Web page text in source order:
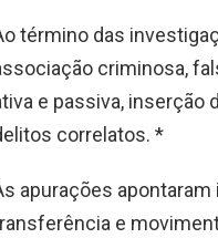
término das
criminosa,
e passiva,
correlatos. *
apurações
e